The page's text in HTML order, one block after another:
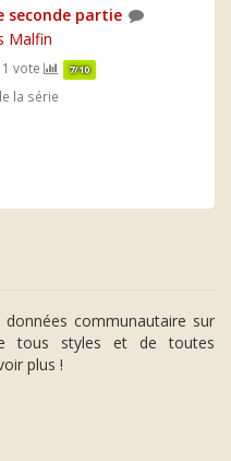
seconde partie
Malfin
1 vote 7/10
la série
communautaire sur
tous styles et de toutes
plus !